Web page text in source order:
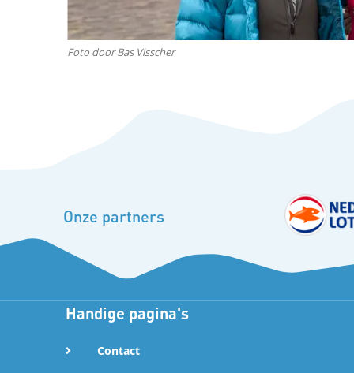
Foto door Bas Visscher
Onze partners
Handige pagina's
Contact